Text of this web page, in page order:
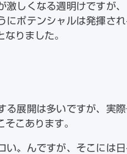
激しくなる週明けですが
にポテンシャルは発揮さ
なりました。
る展開は多いですが、実
こあります。
い〟んですが、そこには